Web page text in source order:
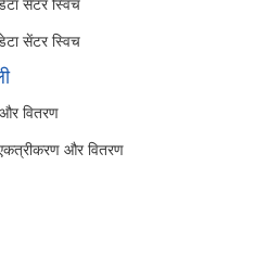
सेंटर स्विच
सेंटर स्विच
वितरण
और वितरण